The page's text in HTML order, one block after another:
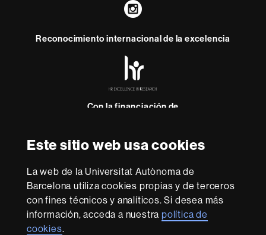
Este sitio web usa cookies
La web de la Universitat Autònoma de
Barcelona utiliza cookies propias y de terceros
con fines técnicos y analíticos. Si desea más
información, acceda a nuestrapolítica de
cookies.
Instagram
Reconocimiento internacional de la excelencia
-
Con la financiación de
esta
web Aviso legal Protección de datos Sobre el
web
Accesibilidad web Mapa del web UAB
Somos una universidad líder que imparte una docencia